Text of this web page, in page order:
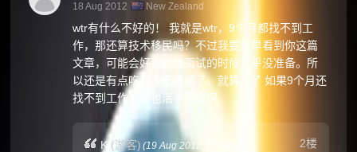
18 Aug 2012 New Zealand
wtr有什么不好的！ 我就是wtr，9个月都找不到工
作，那还算技术移民吗？不过我要是早看到你这篇
文章，可能会好点。我面试的时候几乎没准备。所
以还是有点吃亏。无所谓了，就算pr了 如果9个月还
找不到工作，那也活不下去啊
2楼
K(游客) (19 Aug 2012,